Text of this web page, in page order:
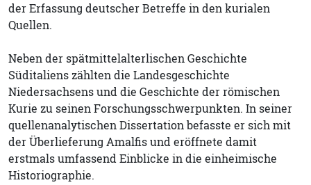
der Erfassung deutscher Betreffe in den kurialen
Quellen.
Neben der spätmittelalterlischen Geschichte
Süditaliens zählten die Landesgeschichte
Niedersachsens und die Geschichte der römischen
Kurie zu seinen Forschungsschwerpunkten. In seiner
quellenanalytischen Dissertation befasste er sich mit
der Überlieferung Amalfis und eröffnete damit
erstmals umfassend Einblicke in die einheimische
Historiographie.